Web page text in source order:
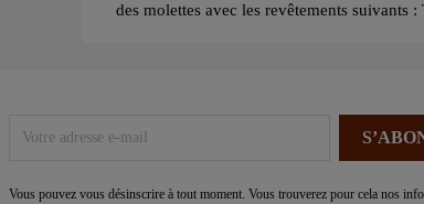
des molettes avec les revêtements
Vous pouvez vous désinscrire à tout moment. Vous trouverez pour cela nos